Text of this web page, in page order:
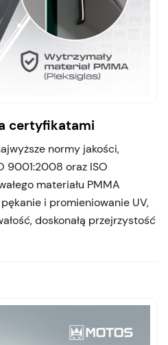
certyfikatami
normy jakości,
9001:2008 oraz ISO
materiału PMMA
i promieniowanie UV,
doskonałą przejrzystość